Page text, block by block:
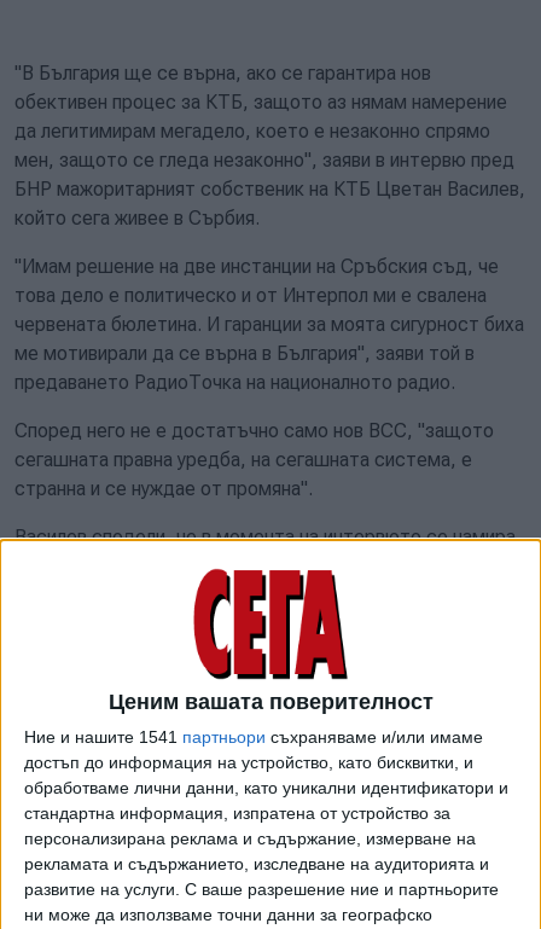
Ценим вашата поверителност
Ние и нашите 1541 партньори съхраняваме и/или имаме
достъп до информация на устройство, като бисквитки, и
обработваме лични данни, като уникални идентификатори и
стандартна информация, изпратена от устройство за
персонализирана реклама и съдържание, измерване на
рекламата и съдържанието, изследване на аудиторията и
развитие на услуги. С ваше разрешение ние и партньорите
ни може да използваме точни данни за географско
"В България ще се върна, ако се гарантира нов
обективен процес за КТБ, защото аз нямам намерение
да легитимирам мегадело, което е незаконно спрямо
мен, защото се гледа незаконно", заяви в интервю пред
БНР мажоритарният собственик на КТБ Цветан Василев,
който сега живее в Сърбия.
"Имам решение на две инстанции на Сръбския съд, че
това дело е политическо и от Интерпол ми е свалена
червената бюлетина. И гаранции за моята сигурност биха
ме мотивирали да се върна в България", заяви той в
предаването РадиоТочка на националното радио.
Според него не е достатъчно само нов ВСС, "защото
сегашната правна уредба, на сегашната система, е
странна и се нуждае от промяна".
Василев сподели, че в момента на интервюто се намира
вкъщи и "не съм в Руското посолство, както твърдяха
фронтрънърите на Пеевски, при изслушването ми пред
комисията за Нотариуса:
"Не съм в Дубай и нямам изнесени милиарди като тези,
които ме обвиняват в несъществуващи престъпления."
Цветан Василев честити на новото правителство и му
пожела успех: "Положителен факт е, че формацията на
Радев получи достатъчен вот, за да може поне да вземе
под пълен контрол изпълнителната власти и да
изпълнява обещанията си."
Според него новите управляващи не само трябва да